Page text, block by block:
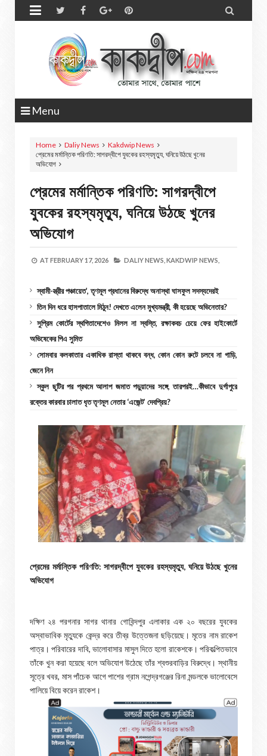
 
Menu
Home Daliy News
Kakdwip News
প্রেমের মর্মান্তিক পরিণতি: সাগরদ্বীপে যুবকের রহস্যমৃত্যু, ঘনিয়ে উঠছে খুনের
অভিযোগ
প্রেমের মর্মান্তিক পরিণতি: সাগরদ্বীপে
যুবকের রহস্যমৃত্যু, ঘনিয়ে উঠছে খুনের
অভিযোগ
AT FEBRUARY 17, 2026 DALIY NEWS, KAKDWIP NEWS,
স্বামী-স্ত্রীর পঞ্চায়েত’, তৃণমূল প্রধানের বিরুদ্ধে অনাস্থা ঘাসফুল সদস্যদেরই
তিন দিন ধরে হাসপাতালে মিঠুন! দেখতে এলেন মুখ্যমন্ত্রী, কী হয়েছে অভিনেতার?
সুপ্রিম কোর্টের স্থগিতাদেশেও মিলল না স্বস্তি, রক্ষাকবচ চেয়ে ফের হাইকোর্টে
অভিষেকের পিএ সুমিত
সোমবার কলকাতার একাধিক রাস্তা থাকবে বন্ধ, কোন কোন রুটে চলবে না গাড়ি,
জেনে নিন
স্কুল ছুটির পর প্রথমে আলাপ জমাত পড়ুয়াদের সঙ্গে, তারপরই…কীভাবে দুর্গাপুরে
রক্তের কারবার চালাত ধৃত তৃণমূল নেতার ‘এজেন্ট’ দেবপ্রিয়?
প্রেমের মর্মান্তিক পরিণতি: সাগরদ্বীপে যুবকের রহস্যমৃত্যু, ঘনিয়ে উঠছে খুনের
অভিযোগ
দক্ষিণ ২৪ পরগনার সাগর থানার গোবিন্দপুর এলাকার এক ২০ বছরের যুবকের
অস্বাভাবিক মৃত্যুকে কেন্দ্র করে তীব্র উত্তেজনা ছড়িয়েছে। মৃতের নাম রাকেশ
পাত্র। পরিবারের দাবি, ভালোবাসার মাসুল দিতে হলো রাকেশকে। পরিকল্পিতভাবে
তাঁকে খুন করা হয়েছে বলে অভিযোগ উঠেছে তাঁর শ্বশুরবাড়ির বিরুদ্ধে। স্থানীয়
সূত্রে খবর, মাস পাঁচেক আগে পাশের গ্রাম নগেন্দ্রগঞ্জের রিনা মন্ডলকে ভালোবেসে
পালিয়ে বিয়ে করেন রাকেশ।